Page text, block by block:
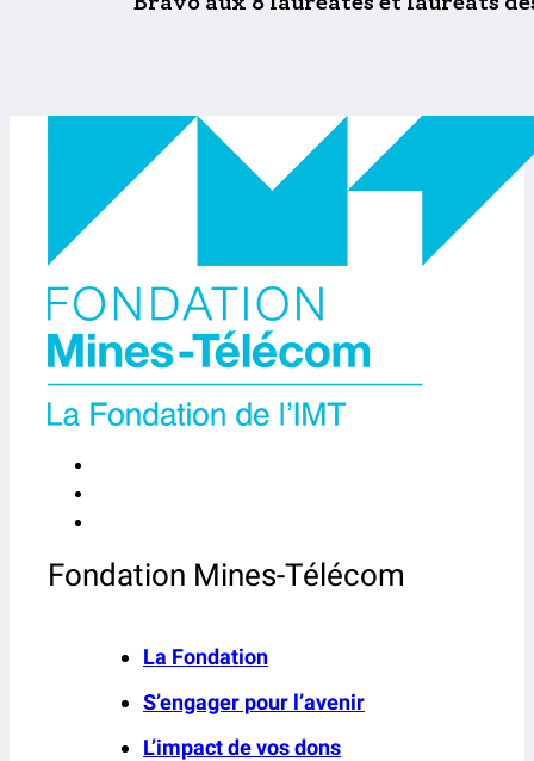
Fondation Mines-Télécom
La Fondation
S’engager pour l’avenir
L’impact de vos dons